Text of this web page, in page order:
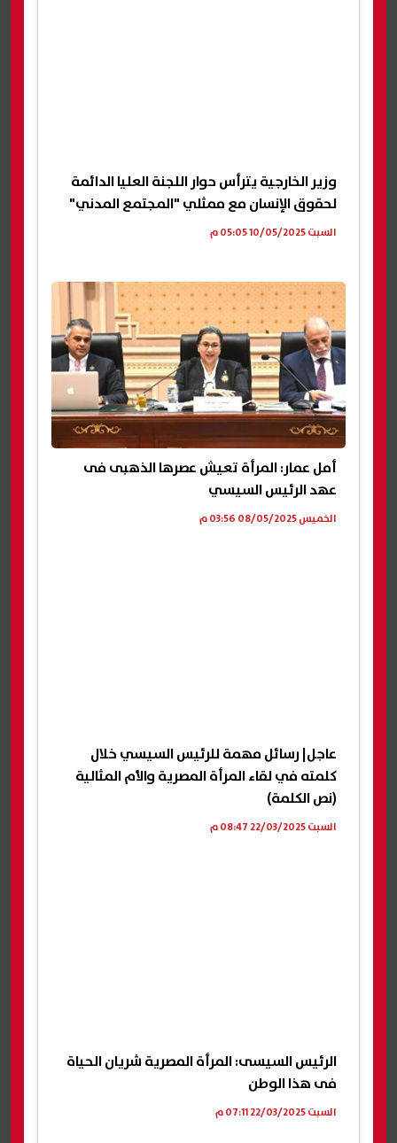
وزير الخارجية يترأس حوار اللجنة العليا الدائمة
لحقوق الإنسان مع ممثلي "المجتمع المدني"
السبت 10/05/2025 05:05 م
أمل عمار: المرأة تعيش عصرها الذهبى فى
عهد الرئيس السيسي
الخميس 08/05/2025 03:56 م
عاجل| رسائل مهمة للرئيس السيسي خلال
كلمته في لقاء المرأة المصرية والأم المثالية
(نص الكلمة)
السبت 22/03/2025 08:47 م
الرئيس السيسى: المرأة المصرية شريان الحياة
فى هذا الوطن
السبت 22/03/2025 07:11 م